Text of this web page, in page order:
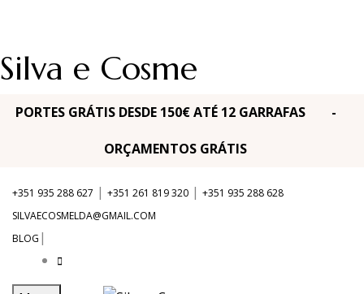
Silva e Cosme
PORTES GRÁTIS DESDE 150€ ATÉ 12 GARRAFAS -
ORÇAMENTOS GRÁTIS
+351 935 288 627 | +351 261 819 320 | +351 935 288 628
SILVAECOSMELDA@GMAIL.COM
BLOG |